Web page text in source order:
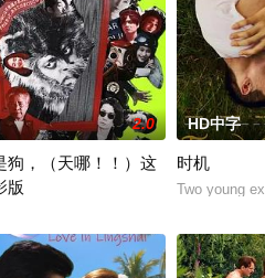
2.0
狗，（天哪！！）这
版
HD中字
时机
Two young